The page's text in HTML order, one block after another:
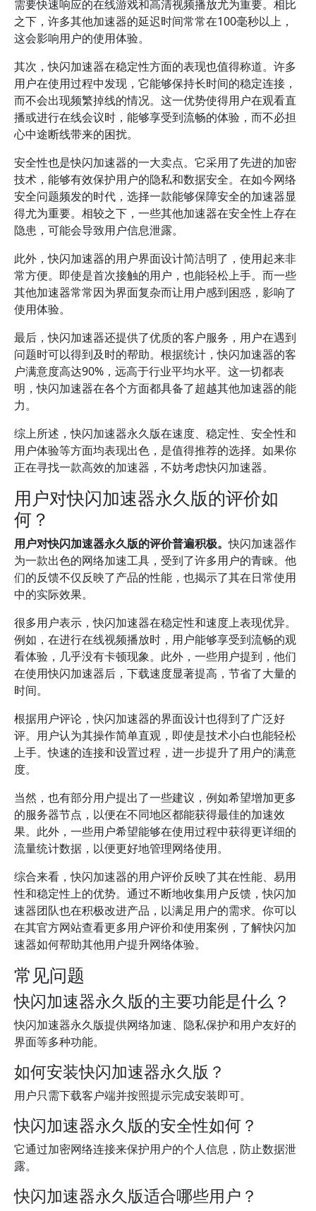
需要快速响应的在线游戏和高清视频播放尤为重要。相比
之下，许多其他加速器的延迟时间常常在100毫秒以上，
这会影响用户的使用体验。
其次，快闪加速器在稳定性方面的表现也值得称道。许多
用户在使用过程中发现，它能够保持长时间的稳定连接，
而不会出现频繁掉线的情况。这一优势使得用户在观看直
播或进行在线会议时，能够享受到流畅的体验，而不必担
心中途断线带来的困扰。
安全性也是快闪加速器的一大卖点。它采用了先进的加密
技术，能够有效保护用户的隐私和数据安全。在如今网络
安全问题频发的时代，选择一款能够保障安全的加速器显
得尤为重要。相较之下，一些其他加速器在安全性上存在
隐患，可能会导致用户信息泄露。
此外，快闪加速器的用户界面设计简洁明了，使用起来非
常方便。即使是首次接触的用户，也能轻松上手。而一些
其他加速器常常因为界面复杂而让用户感到困惑，影响了
使用体验。
最后，快闪加速器还提供了优质的客户服务，用户在遇到
问题时可以得到及时的帮助。根据统计，快闪加速器的客
户满意度高达90%，远高于行业平均水平。这一切都表
明，快闪加速器在各个方面都具备了超越其他加速器的能
力。
综上所述，快闪加速器永久版在速度、稳定性、安全性和
用户体验等方面均表现出色，是值得推荐的选择。如果你
正在寻找一款高效的加速器，不妨考虑快闪加速器。
用户对快闪加速器永久版的评价如
何？
用户对快闪加速器永久版的评价普遍积极。快闪加速器作
为一款出色的网络加速工具，受到了许多用户的青睐。他
们的反馈不仅反映了产品的性能，也揭示了其在日常使用
中的实际效果。
很多用户表示，快闪加速器在稳定性和速度上表现优异。
例如，在进行在线视频播放时，用户能够享受到流畅的观
看体验，几乎没有卡顿现象。此外，一些用户提到，他们
在使用快闪加速器后，下载速度显著提高，节省了大量的
时间。
根据用户评论，快闪加速器的界面设计也得到了广泛好
评。用户认为其操作简单直观，即使是技术小白也能轻松
上手。快速的连接和设置过程，进一步提升了用户的满意
度。
当然，也有部分用户提出了一些建议，例如希望增加更多
的服务器节点，以便在不同地区都能获得最佳的加速效
果。此外，一些用户希望能够在使用过程中获得更详细的
流量统计数据，以便更好地管理网络使用。
综合来看，快闪加速器的用户评价反映了其在性能、易用
性和稳定性上的优势。通过不断地收集用户反馈，快闪加
速器团队也在积极改进产品，以满足用户的需求。你可以
在其官方网站查看更多用户评价和使用案例，了解快闪加
速器如何帮助其他用户提升网络体验。
常见问题
快闪加速器永久版的主要功能是什么？
快闪加速器永久版提供网络加速、隐私保护和用户友好的
界面等多种功能。
如何安装快闪加速器永久版？
用户只需下载客户端并按照提示完成安装即可。
快闪加速器永久版的安全性如何？
它通过加密网络连接来保护用户的个人信息，防止数据泄
露。
快闪加速器永久版适合哪些用户？